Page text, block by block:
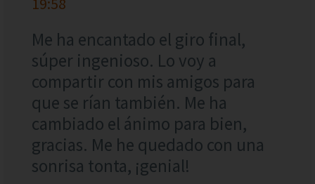
Me ha encantado el giro final,
súper ingenioso. Lo voy a
compartir con mis amigos para
que se rían también. Me ha
cambiado el ánimo para bien,
gracias. Me he quedado con una
sonrisa tonta, ¡genial!